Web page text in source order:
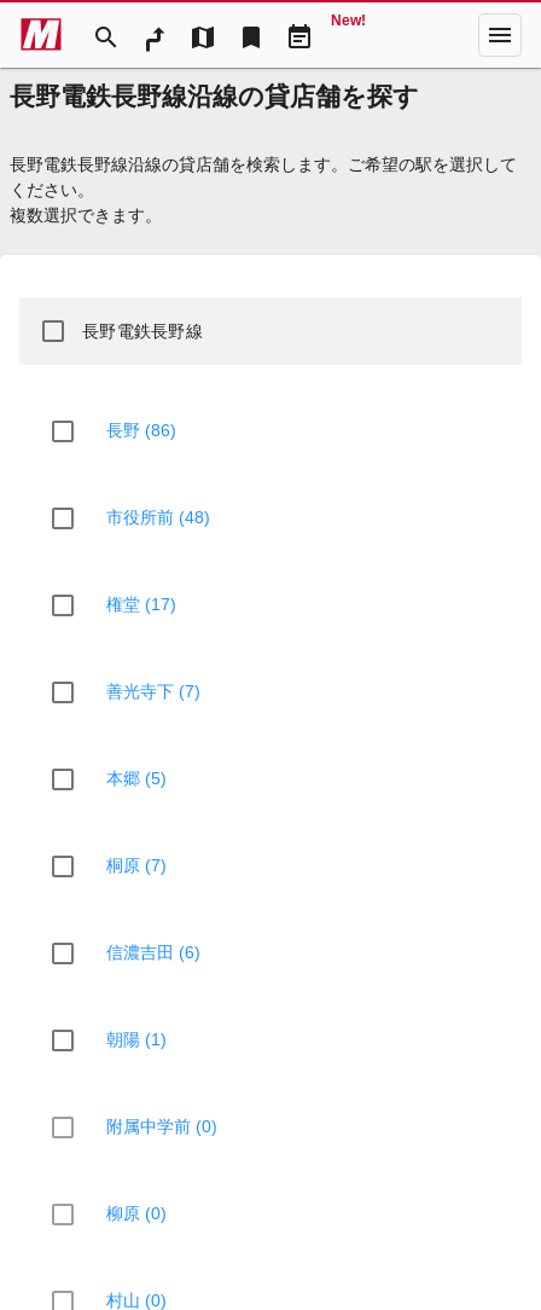
search map bookmark event_note
New! menu
長野電鉄長野線沿線の貸店舗を探す
長野電鉄長野線沿線の貸店舗を検索します。ご希望の駅を選択して
ください。
複数選択できます。
長野電鉄長野線
長野 (86)
市役所前 (48)
権堂 (17)
善光寺下 (7)
本郷 (5)
桐原 (7)
信濃吉田 (6)
朝陽 (1)
附属中学前 (0)
柳原 (0)
村山 (0)